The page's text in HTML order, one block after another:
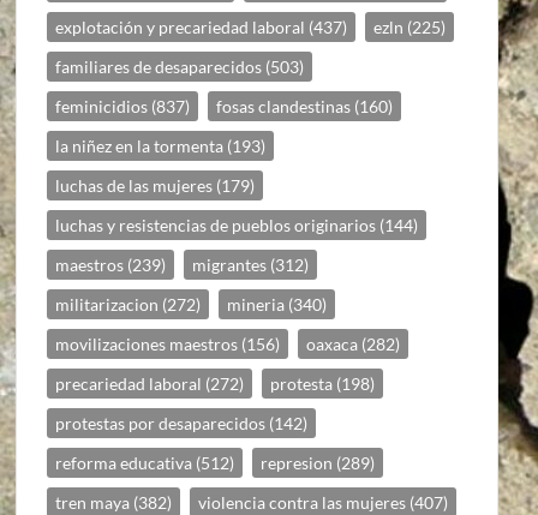
explotación y precariedad laboral (437) ezln (225)
familiares de desaparecidos (503)
feminicidios (837) fosas clandestinas (160)
la niñez en la tormenta (193)
luchas de las mujeres (179)
luchas y resistencias de pueblos originarios (144)
maestros (239) migrantes (312)
militarizacion (272) mineria (340)
movilizaciones maestros (156) oaxaca (282)
precariedad laboral (272) protesta (198)
protestas por desaparecidos (142)
reforma educativa (512) represion (289)
tren maya (382) violencia contra las mujeres (407)